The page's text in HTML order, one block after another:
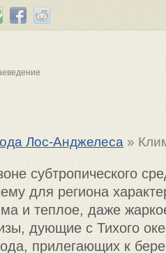
Лос-Анджелеса »
субтропического
для региона
и теплое, даже
дующие с Тихого
прилегающих к